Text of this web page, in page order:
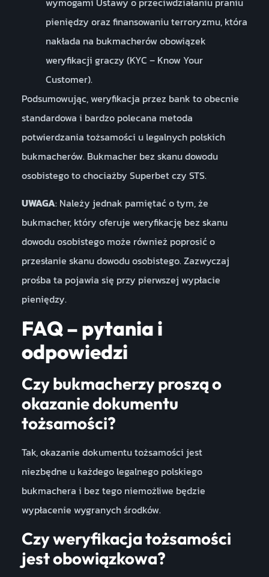
pieniędzy oraz finansowaniu terroryzmu, która
nakłada na bukmacherów obowiązek
weryfikacji graczy (KYC – Know Your
Customer).
Podsumowując, weryfikacja przez bank to obecnie
standardowa i bardzo polecana metoda
potwierdzania tożsamości u legalnych polskich
bukmacherów. Bukmacher bez skanu dowodu
osobistego to chociażby Superbet czy STS.
UWAGA: Należy jednak pamiętać o tym, że
bukmacher, który oferuje weryfikację bez skanu
dowodu osobistego może również poprosić o
przesłanie skanu dowodu osobistego. Zazwyczaj
prośba ta pojawia się przy pierwszej wypłacie
pieniędzy.
FAQ – pytania i
odpowiedzi
Czy bukmacherzy proszą o
okazanie dokumentu
tożsamości?
Tak, okazanie dokumentu tożsamości jest
niezbędne u każdego legalnego polskiego
bukmachera i bez tego niemożliwe będzie
wypłacenie wygranych środków.
Czy weryfikacja tożsamości
jest obowiązkowa?